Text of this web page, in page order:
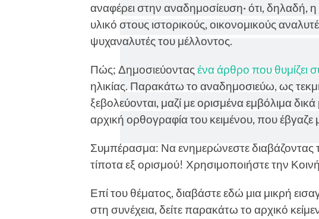
αναφέρει στην αναδημοσίευση· ότι,
υλικό στους ιστορικούς, οικονομικούς
ψυχαναλυτές του μέλλοντος.
Πώς; Δημοσιεύονταςένα άρθρο που θυμίζει
ηλικίας. Παρακάτω το αναδημοσιεύω, ως
ξεβολεύονται, μαζί με ορισμένα εμβόλιμα
αρχική ορθογραφία του κειμένου, που έβγαζε
Συμπέρασμα: Να ενημερώνεστε διαβάζοντας
τίποτα εξ ορισμού! Χρησιμοποιήστε την
Επί του θέματος, διαβάστε εδώ μια μικρή
στη συνέχεια, δείτε παρακάτω το αρχικό